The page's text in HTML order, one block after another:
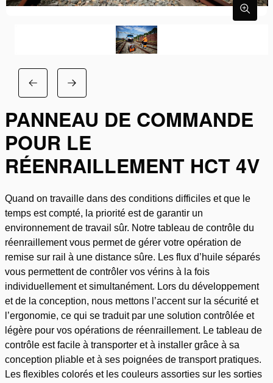
PANNEAU DE COMMANDE
POUR LE
RÉENRAILLEMENT HCT 4V
Quand on travaille dans des conditions difficiles et que le
temps est compté, la priorité est de garantir un
environnement de travail sûr. Notre tableau de contrôle du
réenraillement vous permet de gérer votre opération de
remise sur rail à une distance sûre. Les flux d’huile séparés
vous permettent de contrôler vos vérins à la fois
individuellement et simultanément. Lors du développement
et de la conception, nous mettons l’accent sur la sécurité et
l’ergonomie, ce qui se traduit par une solution contrôlée et
légère pour vos opérations de réenraillement. Le tableau de
contrôle est facile à transporter et à installer grâce à sa
conception pliable et à ses poignées de transport pratiques.
Les flexibles colorés et les couleurs assorties sur les sorties